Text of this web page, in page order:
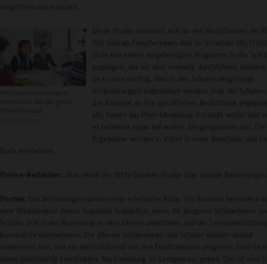
eingeführt und evaluiert.
Diese Studie orientiert sich an den Bedürfnissen der
Wir sind als Forscherinnen also im Schuljahr 2017/
nicht mit einem vorgefertigten Programm in die
gegangen, das wir dort einmalig durchführen, sondern
ist es sehr wichtig, dass in den Schulen langfristige
Veränderungen angestoßen werden. Jede der Schulen
das Konzept an ihre spezifischen Bedürfnisse
alle führen das Peer-Mentoring-Konzept weiter und
es teilweise sogar auf andere Jahrgangsstufen aus. Die
Ergebnisse werden in Kürze in einer Broschüre und
Buch erscheinen.
Online-Redaktion: Was verrät die StEG-Tandem-Studie über soziale Beziehungen?
Fischer: Die Beziehungen spielen eine erhebliche Rolle. Wir konnten besonders
eine Wirksamkeit dieses Angebots feststellen, wenn die jüngeren Schülerinnen
Schüler sich in der Beziehung zu den älteren wohlfühlen und die Lernunterstützung
konstruktiv wahrnehmen. Die älteren Schülerinnen und Schüler müssen darauf
vorbereitet sein, wie sie wertschätzend mit den Fünftklässlern umgehen. Und sie
ihnen gleichzeitig konstruktive Rückmeldung im Lernprozess geben. Das ist eine